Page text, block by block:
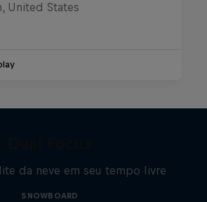
United States
da neve em seu tempo livre
SNOWBOARD